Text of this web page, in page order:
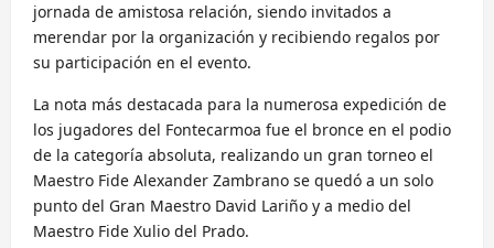
jornada de amistosa relación, siendo invitados a
merendar por la organización y recibiendo regalos por
su participación en el evento.
La nota más destacada para la numerosa expedición de
los jugadores del Fontecarmoa fue el bronce en el podio
de la categoría absoluta, realizando un gran torneo el
Maestro Fide Alexander Zambrano se quedó a un solo
punto del Gran Maestro David Lariño y a medio del
Maestro Fide Xulio del Prado.